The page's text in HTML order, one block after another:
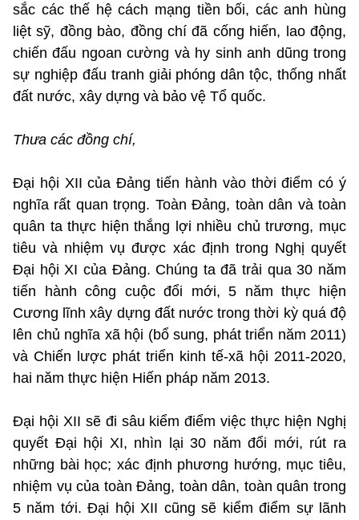
sắc các thế hệ cách mạng tiền bối, các anh hùng
liệt sỹ, đồng bào, đồng chí đã cống hiến, lao động,
chiến đấu ngoan cường và hy sinh anh dũng trong
sự nghiệp đấu tranh giải phóng dân tộc, thống nhất
đất nước, xây dựng và bảo vệ Tổ quốc.
Thưa các đồng chí,
Đại hội XII của Đảng tiến hành vào thời điểm có ý
nghĩa rất quan trọng. Toàn Đảng, toàn dân và toàn
quân ta thực hiện thắng lợi nhiều chủ trương, mục
tiêu và nhiệm vụ được xác định trong Nghị quyết
Đại hội XI của Đảng. Chúng ta đã trải qua 30 năm
tiến hành công cuộc đổi mới, 5 năm thực hiện
Cương lĩnh xây dựng đất nước trong thời kỳ quá độ
lên chủ nghĩa xã hội (bổ sung, phát triển năm 2011)
và Chiến lược phát triển kinh tế-xã hội 2011-2020,
hai năm thực hiện Hiến pháp năm 2013.
Đại hội XII sẽ đi sâu kiểm điểm việc thực hiện Nghị
quyết Đại hội XI, nhìn lại 30 năm đổi mới, rút ra
những bài học; xác định phương hướng, mục tiêu,
nhiệm vụ của toàn Đảng, toàn dân, toàn quân trong
5 năm tới. Đại hội XII cũng sẽ kiểm điểm sự lãnh